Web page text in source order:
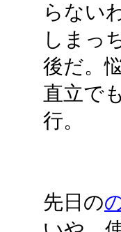
らない
しまっ
後だ。
直立で
行。
先日の